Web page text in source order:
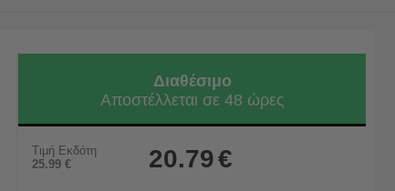
Διαθέσιμο
Αποστέλλεται σε 48 ώρες
Τιμή Εκδότη
25.99 € 20.79€